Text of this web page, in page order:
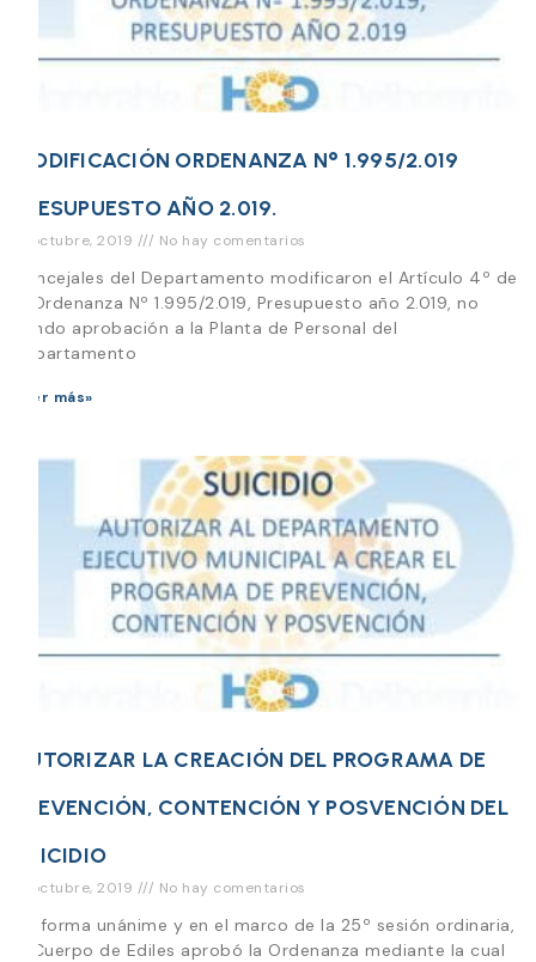
MODIFICACIÓN ORDENANZA N° 1.995/2.019
PRESUPUESTO AÑO 2.019.
21 octubre, 2019 No hay comentarios
Concejales del Departamento modificaron el Artículo 4º de
la Ordenanza Nº 1.995/2.019, Presupuesto año 2.019, no
dando aprobación a la Planta de Personal del
Departamento
Leer más»
AUTORIZAR LA CREACIÓN DEL PROGRAMA DE
PREVENCIÓN, CONTENCIÓN Y POSVENCIÓN DEL
SUICIDIO
21 octubre, 2019 No hay comentarios
De forma unánime y en el marco de la 25º sesión ordinaria,
el Cuerpo de Ediles aprobó la Ordenanza mediante la cual